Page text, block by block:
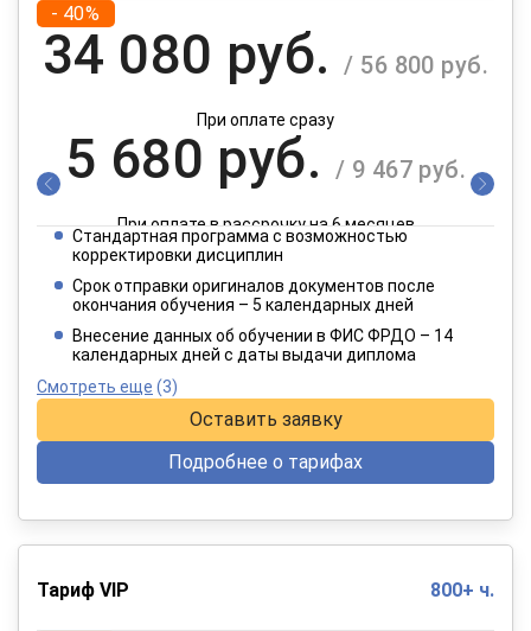
- 40%
34 080 руб. / 56 800 руб.
При оплате сразу
5 680 руб. / 9 467 руб.
При оплате в рассрочку на 6 месяцев
2 840 руб.
При оплате в рассрочку на 12 месяцев
Стандартная программа с возможностью
корректировки дисциплин
Срок отправки оригиналов документов после
окончания обучения – 5 календарных дней
Внесение данных об обучении в ФИС ФРДО – 14
календарных дней с даты выдачи диплома
Смотреть еще (3)
Оставить заявку
Подробнее о тарифах
Тариф VIP 800+ ч.